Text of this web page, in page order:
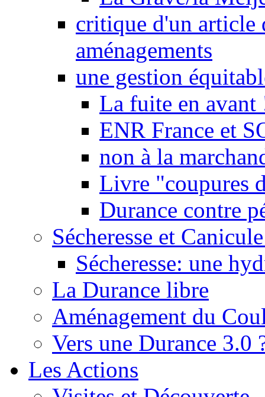
critique d'un article
aménagements
une gestion
La fuite en avant
ENR France et
non à la
Livre "coupures
Durance contre
Sécheresse et
Sécheresse: une
La Durance libre
Aménagement du
Vers une Durance 3.0
Les Actions